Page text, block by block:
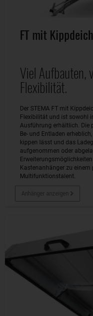
FT mit
Viel Aufbauten,
Flexibilität.
Der STEMA FT mit
Flexibilität und ist sowohl
Ausführung erhältlich. Die
Be- und Entladen
kippen lässt und das
aufgenommen oder
Kastenanhänger zu einem
Multifunktionstalent.